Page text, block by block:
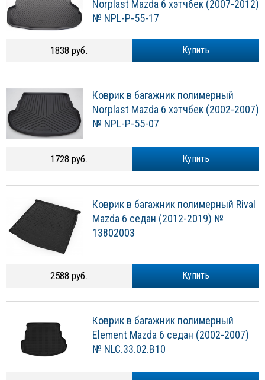
Norplast Mazda 6 хэтчбек (2007-2012)
№ NPL-P-55-17
Купить
1838 руб.
Коврик в багажник полимерный
Norplast Mazda 6 хэтчбек (2002-2007)
№ NPL-P-55-07
Купить
1728 руб.
Коврик в багажник полимерный Rival
Mazda 6 седан (2012-2019) №
13802003
Купить
2588 руб.
Коврик в багажник полимерный
Element Mazda 6 седан (2002-2007)
№ NLC.33.02.B10